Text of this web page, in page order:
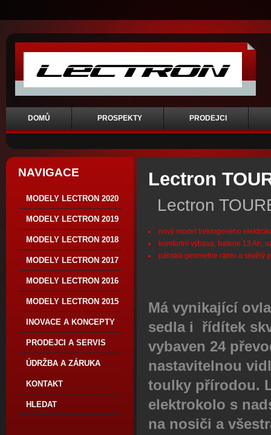
DOMŮ PROSPEKTY PRODEJCI
NAVIGACE
MODELY LECTRON 2020
MODELY LECTRON 2019
MODELY LECTRON 2018
MODELY LECTRON 2017
MODELY LECTRON 2016
MODELY LECTRON 2015
INOVACE A KONCEPTY
PRODEJCI A SERVIS
ÚDRŽBA A ZÁRUKA
KONTAKT
HLEDAT
Lectron
Lectron
nový model trekingového
komfortní výbava, baterie 13 Ah,
pánská geometrie
Má vynikající
sedla i řídítek
vybaven 24
nastavitelnou
toulky přírodou.
elektrokolo s
na nosiči a